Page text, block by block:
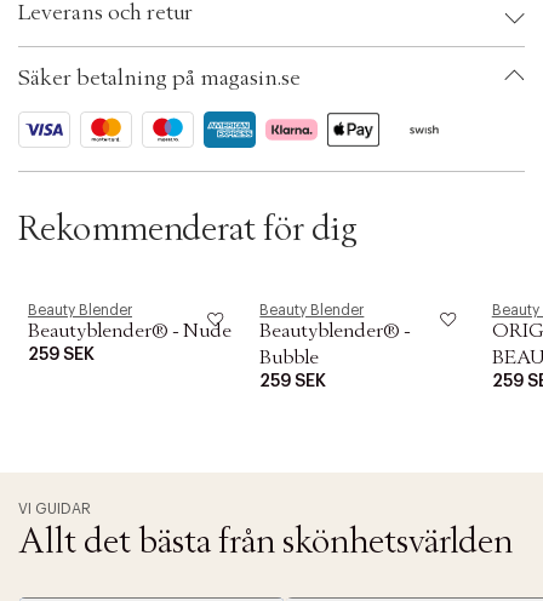
e
i
n
EAN: 815985023353
ID: ABRM06-0008
Leverans och retur
Säker betalning på magasin.se
Rekommenderat för dig
Beauty Blender
Beautyblender® - Nude
259 SEK
Beauty Blender
Beautyblender® -
Bubble
259 SEK
NEW
259
VI GUIDAR
Allt det bästa från skönhetsvärlden